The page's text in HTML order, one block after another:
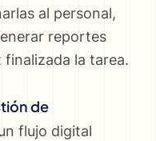
al personal,
reportes
la tarea.
de
flujo digital